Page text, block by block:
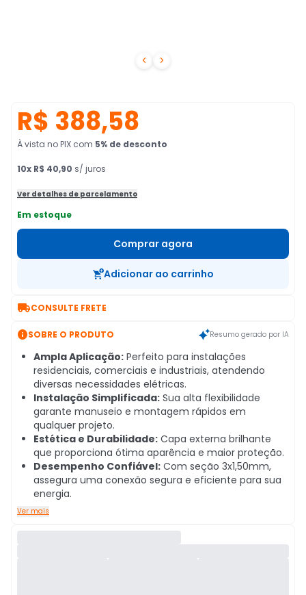
 
R$ 388,58
À vista no PIX com 5% de desconto
10x R$ 40,90 s/ juros
Ver detalhes de parcelamento
Em estoque
Comprar agora
Adicionar ao carrinho
CONSULTE FRETE
SOBRE O PRODUTO Resumo gerado por IA
Ampla Aplicação: Perfeito para instalações
residenciais, comerciais e industriais, atendendo
diversas necessidades elétricas.
Instalação Simplificada: Sua alta flexibilidade
garante manuseio e montagem rápidos em
qualquer projeto.
Estética e Durabilidade: Capa externa brilhante
que proporciona ótima aparência e maior proteção.
Desempenho Confiável: Com seção 3x1,50mm,
assegura uma conexão segura e eficiente para sua
energia.
Ver mais